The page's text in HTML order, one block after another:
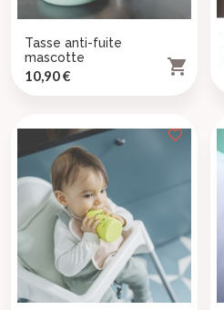
Tasse anti-fuite
mascotte
Prix
10,90 € 